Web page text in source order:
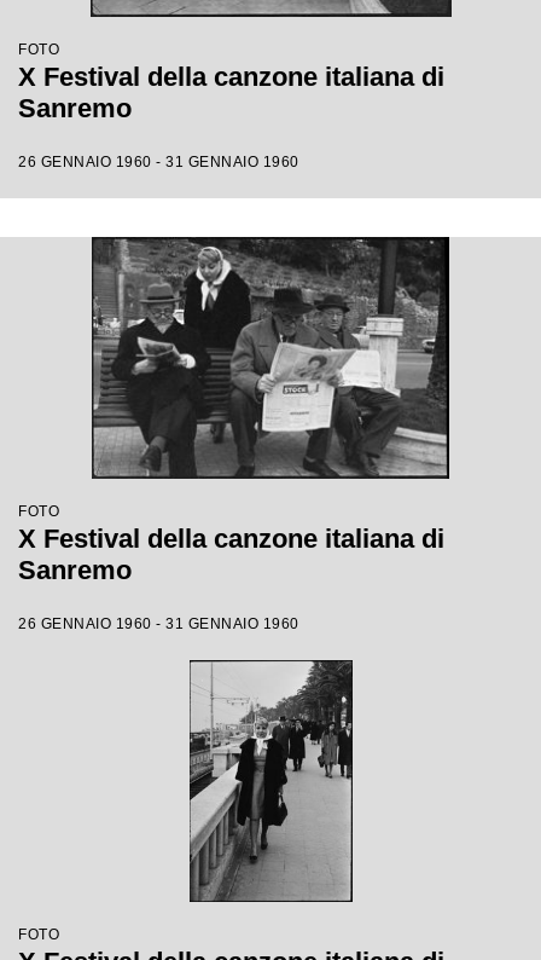
FOTO
X Festival della canzone italiana di
Sanremo
26 GENNAIO 1960 - 31 GENNAIO 1960
FOTO
X Festival della canzone italiana di
Sanremo
26 GENNAIO 1960 - 31 GENNAIO 1960
FOTO